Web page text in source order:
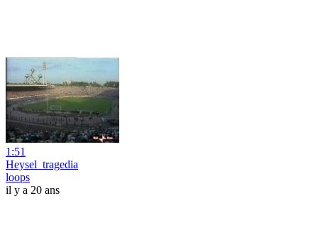
1:51
Heysel_tragedia
loops
il y a 20 ans